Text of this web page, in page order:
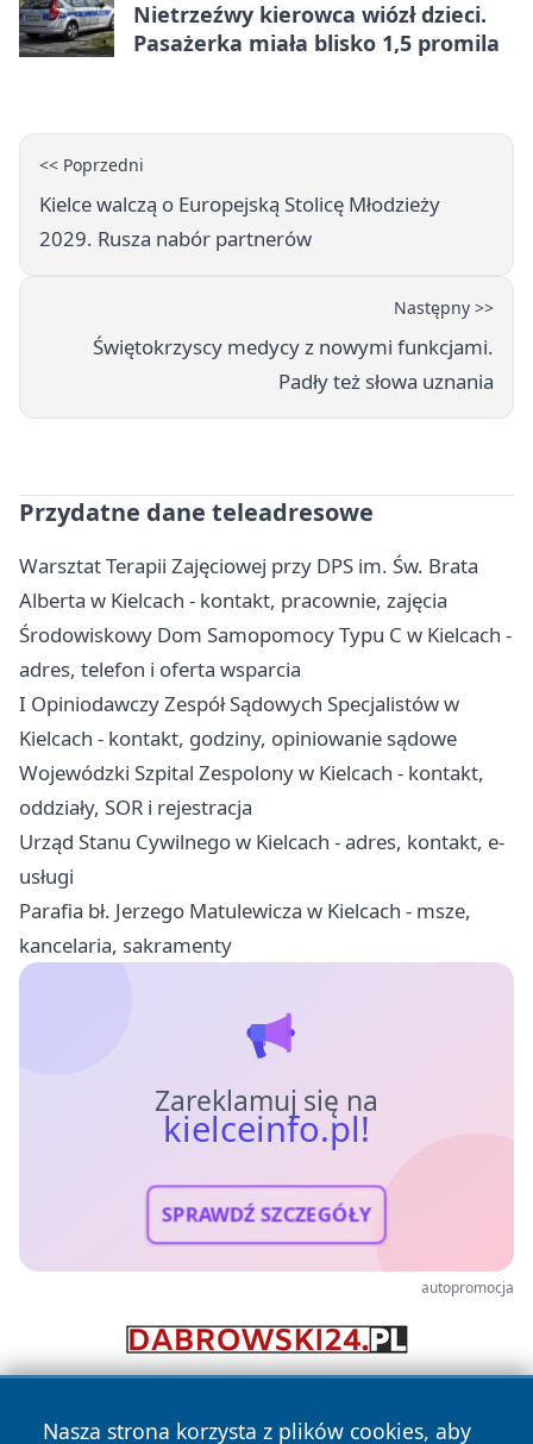
Nietrzeźwy kierowca wiózł dzieci.
Pasażerka miała blisko 1,5 promila
<< Poprzedni
Kielce walczą o Europejską Stolicę Młodzieży
2029. Rusza nabór partnerów
Następny >>
Świętokrzyscy medycy z nowymi funkcjami.
Padły też słowa uznania
Przydatne dane teleadresowe
Warsztat Terapii Zajęciowej przy DPS im. Św. Brata
Alberta w Kielcach - kontakt, pracownie, zajęcia
Środowiskowy Dom Samopomocy Typu C w Kielcach -
adres, telefon i oferta wsparcia
I Opiniodawczy Zespół Sądowych Specjalistów w
Kielcach - kontakt, godziny, opiniowanie sądowe
Wojewódzki Szpital Zespolony w Kielcach - kontakt,
oddziały, SOR i rejestracja
Urząd Stanu Cywilnego w Kielcach - adres, kontakt, e-
usługi
Parafia bł. Jerzego Matulewicza w Kielcach - msze,
kancelaria, sakramenty
Zareklamuj się na
kielceinfo.pl!
SPRAWDŹ SZCZEGÓŁY
autopromocja
Nasza strona korzysta z plików cookies, aby